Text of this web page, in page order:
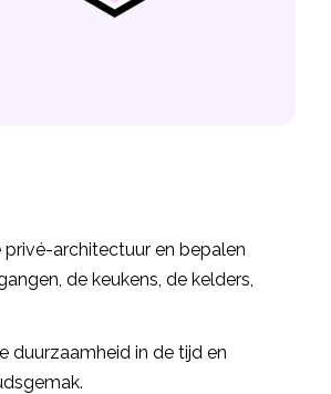
architectuur en bepalen
de keukens, de kelders,
duurzaamheid in de tijd en